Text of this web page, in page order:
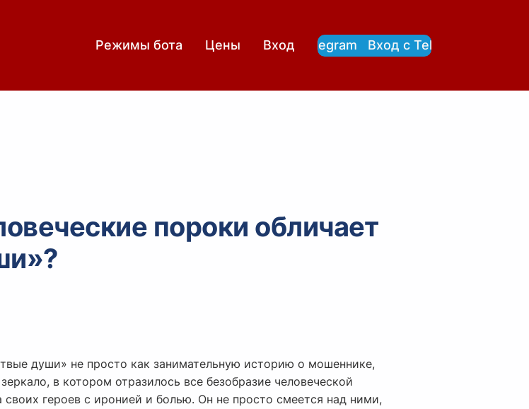
Режимы бота Цены Вход
Вход с Telegram Вход с Telegram
пороки обличает
души» не просто как занимательную историю о мошеннике,
в котором отразилось все безобразие человеческой
героев с иронией и болью. Он не просто смеется над ними,